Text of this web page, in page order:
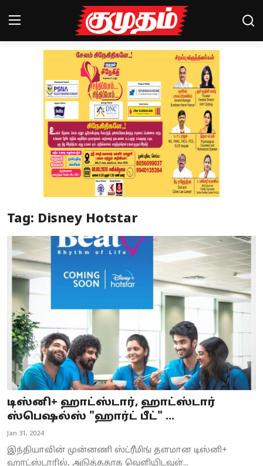
Magazines
Special Story
Business
Crime
Tamilnadu
National
World
Astrology
Spirituality
Weather
Tag: Disney Hotstar
டிஸ்னி+ ஹாட்ஸ்டார், ஹாட்ஸ்டார்
ஸ்பெஷல்ஸ் "ஹார்ட் பீட்" ...
Jan 31, 2024
இந்தியாவின் முன்னணி ஸ்ட்ரீமிங் தளமான டிஸ்னி+
ஹாட்ஸ்டாரில், அடுத்ததாக வெளியிடவுள்...